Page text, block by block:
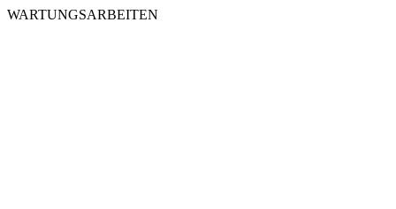
WARTUNGSARBEITEN